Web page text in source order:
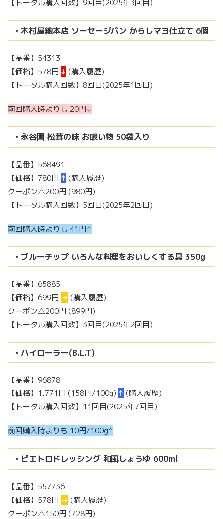
【トータル購入回数】9回目(2025年3回目)
・木村屋總本店 ソーセージパン からしマヨ仕立て 6個
【品番】54313
【価格】578円 ↓ (購入履歴)
【トータル購入回数】8回目(2025年1回目)
前回購入時よりも 20円↓
・永谷園 松茸の味 お吸い物 50袋入り
【品番】568491
【価格】780円 ↑ (購入履歴)
クーポン△200円 (980円)
【トータル購入回数】5回目(2025年2回目)
前回購入時よりも 41円↑
・ブルーチップ いろんな料理をおいしくする具 350g
【品番】65885
【価格】699円 → (購入履歴)
クーポン△200円 (899円)
【トータル購入回数】3回目(2025年2回目)
・ハイローラー(B.L.T)
【品番】96878
【価格】1,771円 (158円/100g) ↑ (購入履歴)
【トータル購入回数】11回目(2025年7回目)
前回購入時よりも 10円/100g↑
・ピエトロドレッシング 和風しょうゆ 600ml
【品番】557736
【価格】578円 → (購入履歴)
クーポン△150円 (728円)